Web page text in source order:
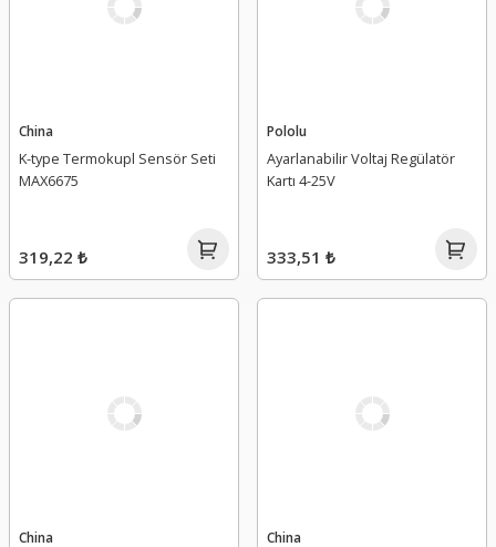
China
K-type Termokupl Sensör Seti
MAX6675
319,22 ₺
Pololu
Ayarlanabilir Voltaj Regülatör
Kartı 4-25V
333,51 ₺
China China